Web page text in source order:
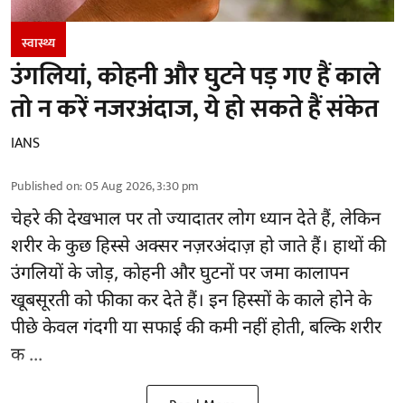
स्वास्थ्य
उंगलियां, कोहनी और घुटने पड़ गए हैं काले
तो न करें नजरअंदाज, ये हो सकते हैं संकेत
IANS
Published on:05 Aug 2026, 3:30 pm
चेहरे की देखभालपर तो ज्यादातर लोग ध्यान देते हैं, लेकिन
शरीर के कुछ हिस्से अक्सर नज़रअंदाज़ हो जाते हैं। हाथों की
उंगलियों के जोड़, कोहनी और घुटनों पर जमा कालापन
खूबसूरती को फीका कर देते हैं। इन हिस्सों के काले होने के
पीछे केवल गंदगी या सफाई की कमी नहीं होती, बल्कि शरीर
क ...